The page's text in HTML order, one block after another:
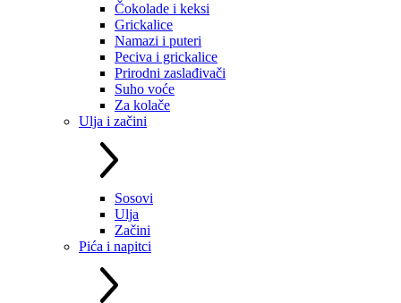
Čokolade i keksi
Grickalice
Namazi i puteri
Peciva i grickalice
Prirodni zaslađivači
Suho voće
Za kolače
Ulja i začini
Sosovi
Ulja
Začini
Pića i napitci